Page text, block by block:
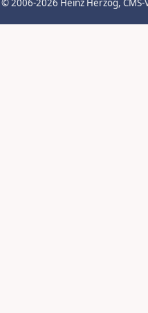
© 2006-2026 Heinz Herzog,